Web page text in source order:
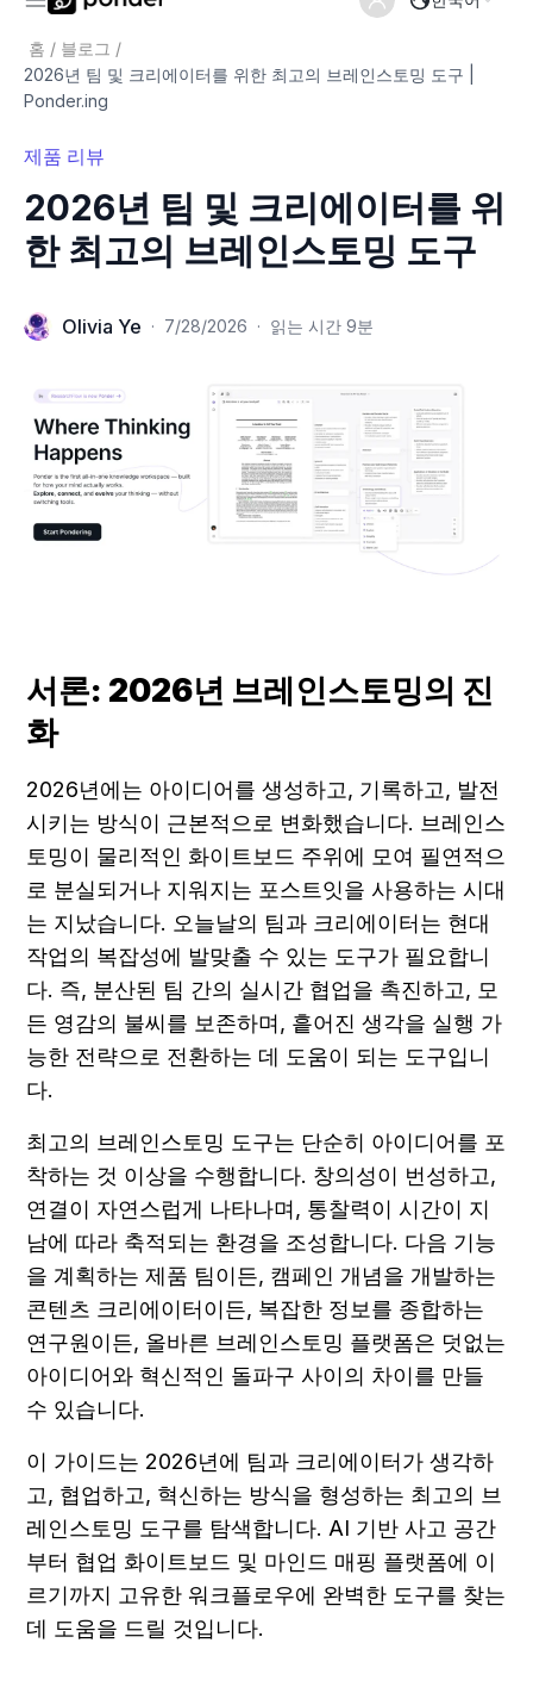
홈 / 블로그 /
2026년 팀 및 크리에이터를 위한 최고의 브레인스토밍 도구 |
Ponder.ing
제품 리뷰
2026년 팀 및 크리에이터를 위
한 최고의 브레인스토밍 도구
Olivia Ye · 7/28/2026 · 읽는 시간 9분
서론: 2026년 브레인스토밍의 진
화
2026년에는 아이디어를 생성하고, 기록하고, 발전
시키는 방식이 근본적으로 변화했습니다. 브레인스
토밍이 물리적인 화이트보드 주위에 모여 필연적으
로 분실되거나 지워지는 포스트잇을 사용하는 시대
는 지났습니다. 오늘날의 팀과 크리에이터는 현대
작업의 복잡성에 발맞출 수 있는 도구가 필요합니
다. 즉, 분산된 팀 간의 실시간 협업을 촉진하고, 모
든 영감의 불씨를 보존하며, 흩어진 생각을 실행 가
능한 전략으로 전환하는 데 도움이 되는 도구입니
다.
최고의 브레인스토밍 도구는 단순히 아이디어를 포
착하는 것 이상을 수행합니다. 창의성이 번성하고,
연결이 자연스럽게 나타나며, 통찰력이 시간이 지
남에 따라 축적되는 환경을 조성합니다. 다음 기능
을 계획하는 제품 팀이든, 캠페인 개념을 개발하는
콘텐츠 크리에이터이든, 복잡한 정보를 종합하는
연구원이든, 올바른 브레인스토밍 플랫폼은 덧없는
아이디어와 혁신적인 돌파구 사이의 차이를 만들
수 있습니다.
이 가이드는 2026년에 팀과 크리에이터가 생각하
고, 협업하고, 혁신하는 방식을 형성하는 최고의 브
레인스토밍 도구를 탐색합니다. AI 기반 사고 공간
부터 협업 화이트보드 및 마인드 매핑 플랫폼에 이
르기까지 고유한 워크플로우에 완벽한 도구를 찾는
데 도움을 드릴 것입니다.